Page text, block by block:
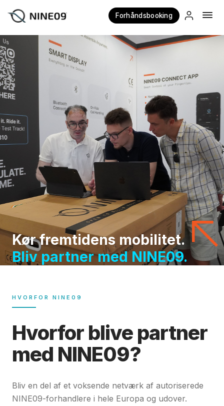
Forhåndsbooking
Kør fremtidens mobilitet.
Bliv partner med NINE09.
HVORFOR NINE09
Hvorfor blive partner
med NINE09?
Bliv en del af et voksende netværk af autoriserede
NINE09-forhandlere i hele Europa og udover.